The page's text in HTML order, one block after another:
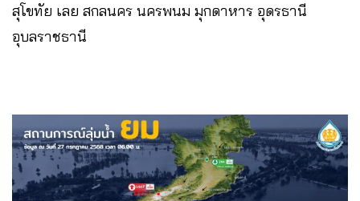
สุโขทัย เลย สกลนคร นครพนม มุกดาหาร อุดรธานี
อุบลราชธานี